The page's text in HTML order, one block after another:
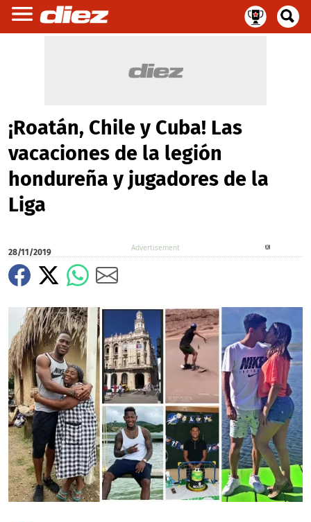
¡Roatán, Chile y Cuba! Las
vacaciones de la legión
hondureña y jugadores de la
Liga
28/11/2019
X